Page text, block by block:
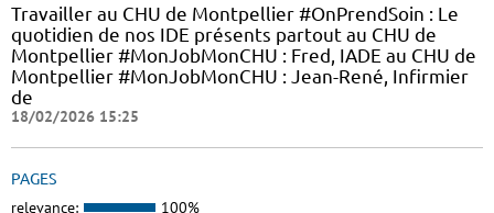
Travailler au CHU de Montpellier #OnPrendSoin : Le
quotidien de nos IDE présents partout au CHU de
Montpellier #MonJobMonCHU : Fred, IADE au CHU de
Montpellier #MonJobMonCHU : Jean-René, Infirmier
de
18/02/2026 15:25
PAGES
relevance: 100%